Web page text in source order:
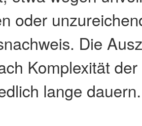
oder
Die
Komplexität
lange dauern.